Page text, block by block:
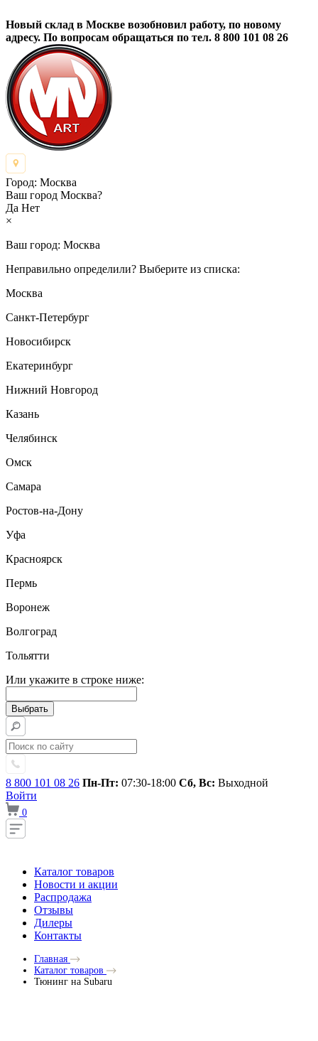
Новый склад в Москве возобновил работу, по новому
адресу. По вопросам обращаться по тел. 8 800 101 08 26
Город: Москва
Ваш город Москва?
Да Нет
×
Ваш город: Москва
Неправильно определили? Выберите из списка:
Москва
Санкт-Петербург
Новосибирск
Екатеринбург
Нижний Новгород
Казань
Челябинск
Омск
Самара
Ростов-на-Дону
Уфа
Красноярск
Пермь
Воронеж
Волгоград
Тольятти
Или укажите в строке ниже:
8 800 101 08 26 Пн-Пт: 07:30-18:00 Сб, Вс: Выходной
Войти
0
Каталог товаров
Новости и акции
Распродажа
Отзывы
Дилеры
Контакты
Главная
Каталог товаров
Тюнинг на Subaru